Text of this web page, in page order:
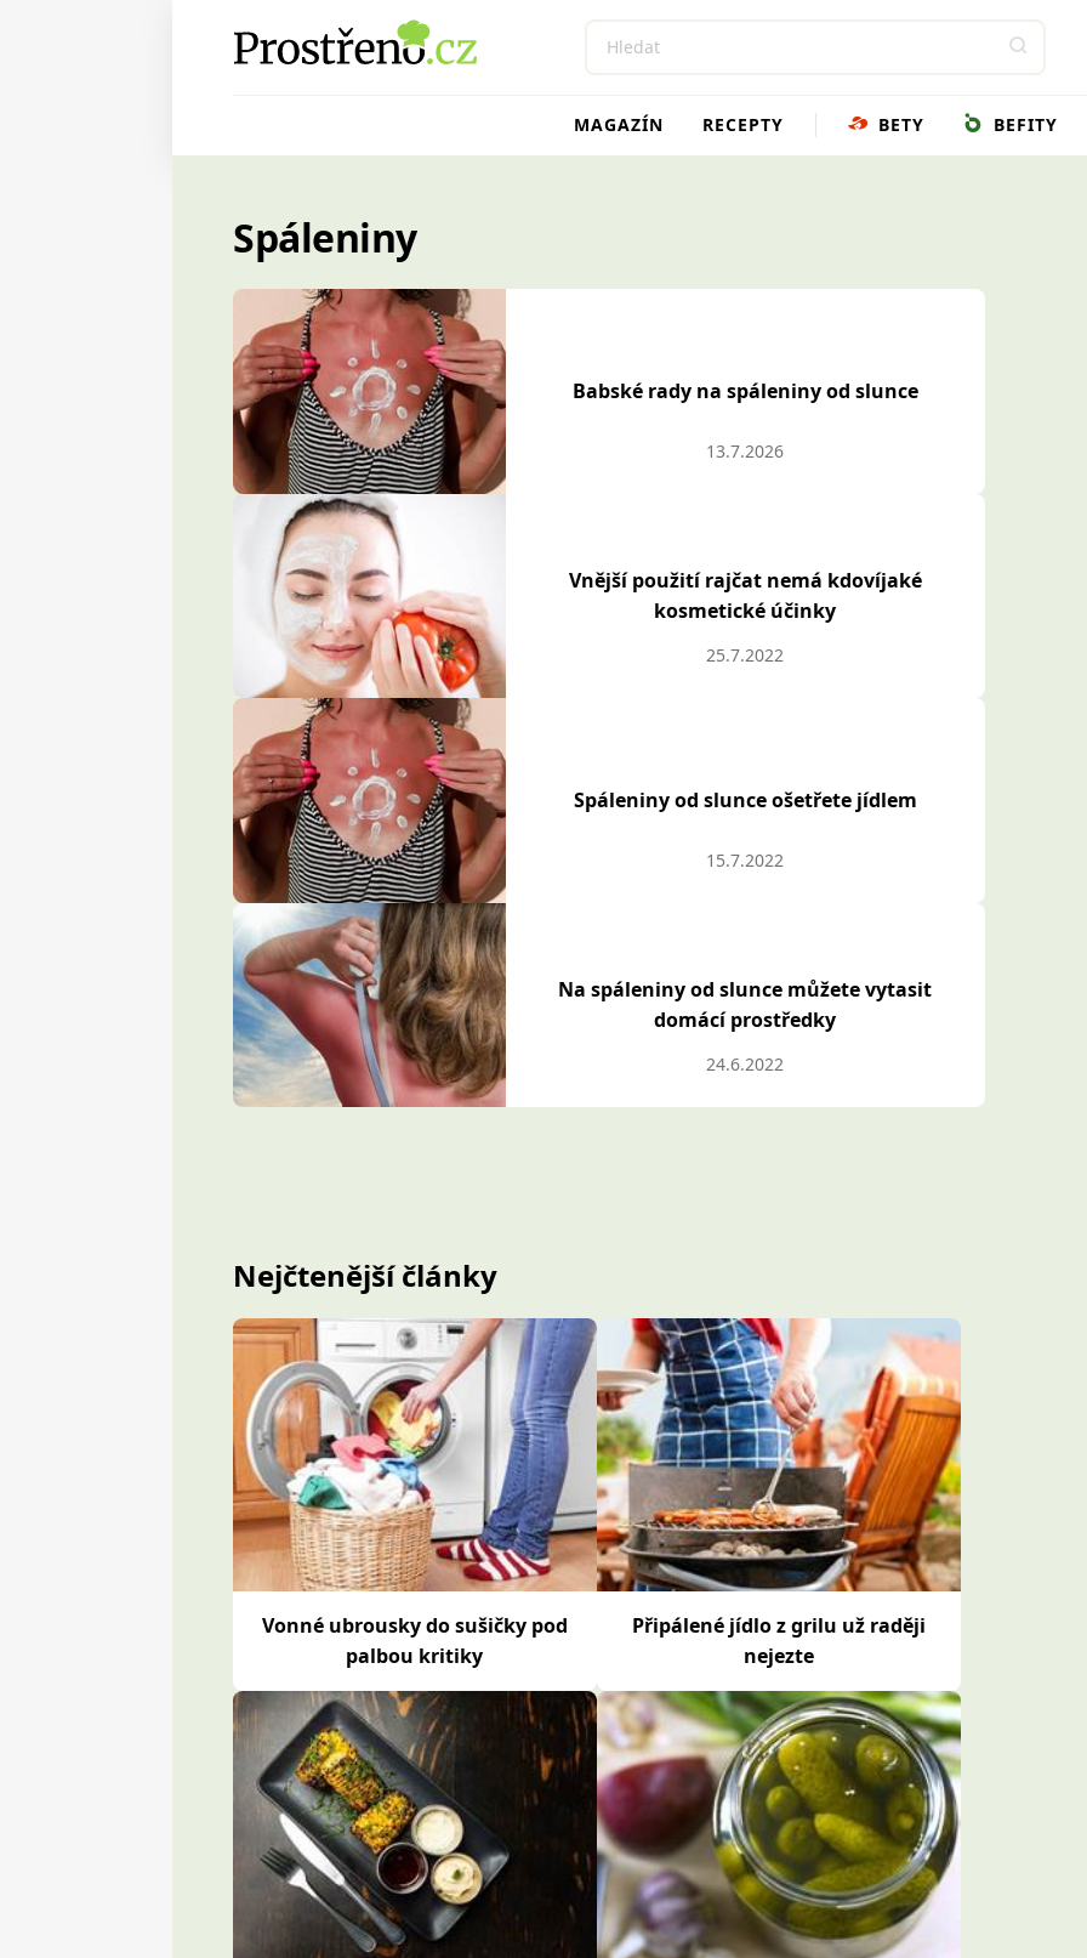
MAGAZÍN RECEPTY BETY BEFITY
Spáleniny
Babské rady na spáleniny od slunce
13.7.2026
Vnější použití rajčat nemá kdovíjaké
kosmetické účinky
25.7.2022
Spáleniny od slunce ošetřete jídlem
15.7.2022
Na spáleniny od slunce můžete vytasit
domácí prostředky
24.6.2022
Nejčtenější články
Vonné ubrousky do sušičky pod
palbou kritiky
Připálené jídlo z grilu už raději
nejezte